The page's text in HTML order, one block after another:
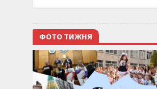
ФОТО ТИЖНЯ